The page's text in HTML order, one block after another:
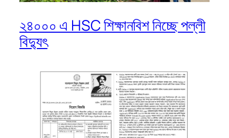
২৪০০০ এ HSC শিক্ষানবিশ নিচ্ছে পল্লী
বিদ্যুৎ